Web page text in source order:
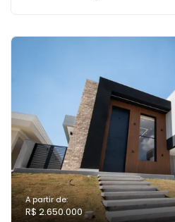
A partir de:
R$ 2.650.000